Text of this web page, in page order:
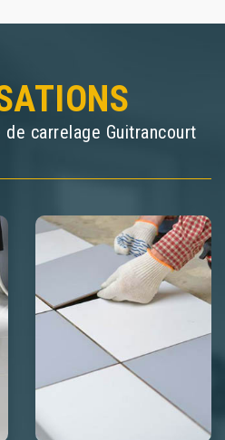
carrelage Guitrancourt